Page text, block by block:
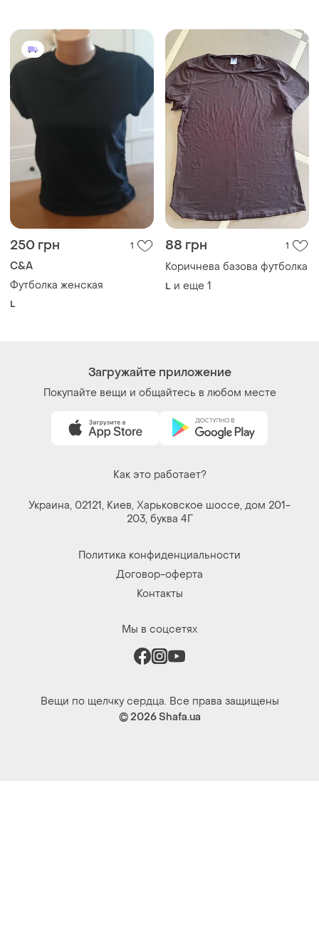
250 грн 1
C&A
Футболка женская
L
88 грн 1
Коричнева базова футболка
L и еще 1
Загружайте приложение
Покупайте вещи и общайтесь в любом месте
Как это работает?
Украина, 02121, Киев, Харьковское шоссе, дом 201-
203, буква 4Г
Политика конфиденциальности
Договор-оферта
Контакты
Мы в соцсетях
Вещи по щелчку сердца. Все права защищены
© 2026Shafa.ua